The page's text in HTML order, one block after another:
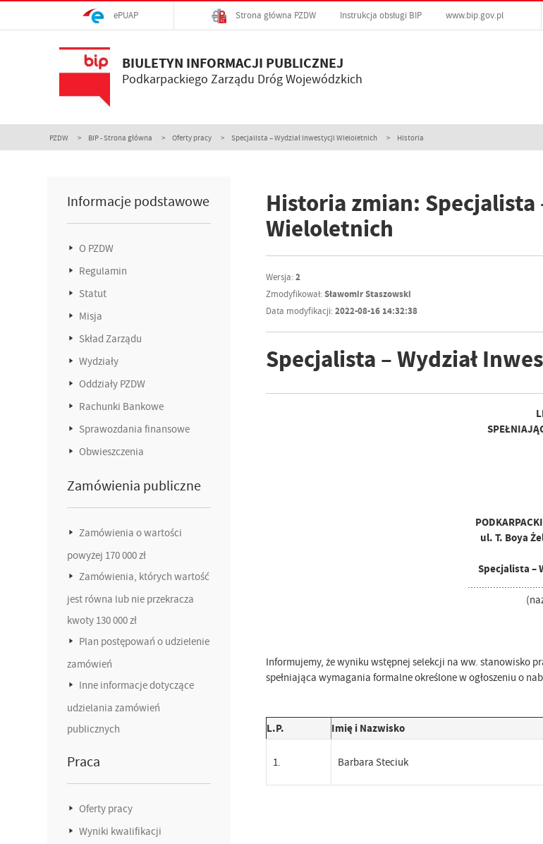
ePUAP Strona główna PZDW Instrukcja obsługi BIP www.bip.gov.pl
BIULETYN INFORMACJI PUBLICZNEJ
Podkarpackiego Zarządu Dróg Wojewódzkich
PZDW BIP - Strona główna Oferty pracy Specjalista – Wydział Inwestycji Wieloletnich Historia
Informacje podstawowe
O PZDW
Regulamin
Statut
Misja
Skład Zarządu
Wydziały
Oddziały PZDW
Rachunki Bankowe
Sprawozdania finansowe
Obwieszczenia
Zamówienia publiczne
Zamówienia o wartości
powyżej 170 000 zł
Zamówienia, których wartość
jest równa lub nie przekracza
kwoty 130 000 zł
Plan postępowań o udzielenie
zamówień
Inne informacje dotyczące
udzielania zamówień
publicznych
Praca
Oferty pracy
Wyniki kwalifikacji
Historia zmian: Specjalista
Wieloletnich
Wersja:2
Zmodyfikował:Sławomir Staszowski
Data modyfikacji:2022-08-16 14:32:38
Specjalista – Wydział
ul. T. Boya
Specjalista –
Informujemy, że wyniku wstępnej selekcji na ww. stanowisko
spełniająca wymagania formalne określone w ogłoszeniu o
L.P. Imię i Nazwisko
1. Barbara Steciuk